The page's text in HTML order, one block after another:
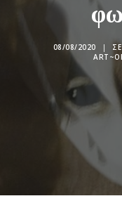
ΑΝΑΖΉΤΗΣΗ
08/08/2020 |